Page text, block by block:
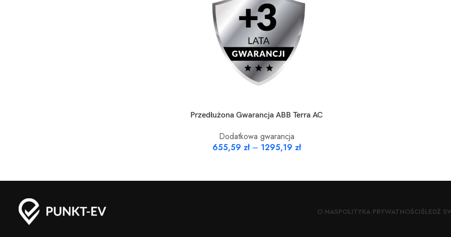
WYBIERZ OPCJE
Przedłużona Gwarancja ABB Terra AC
Dodatkowa gwarancja
655,59 zł– 1295,19 zł
O NASPOLITYKA PRYWATNOŚCIŚLEDŹ